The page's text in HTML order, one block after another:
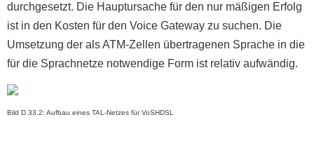
durchgesetzt. Die Hauptursache für den nur mäßigen Erfolg
ist in den Kosten für den Voice Gateway zu suchen. Die
Umsetzung der als ATM-Zellen übertragenen Sprache in die
für die Sprachnetze notwendige Form ist relativ aufwändig.
Bild D 33.2: Aufbau eines TAL-Netzes für VoSHDSL